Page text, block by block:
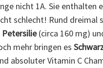
nicht 1A. Sie enthalten
schlecht! Rund dreimal
Petersilie(circa 160 mg)
mehr bringen es
absoluter Vitamin C